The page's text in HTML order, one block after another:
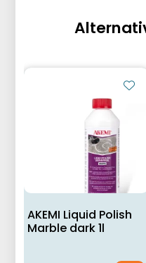
AKEMI Liquid Polish
Marble dark 1l